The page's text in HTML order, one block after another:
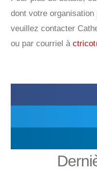
dont votre
veuillez contacter
ou par courriel à